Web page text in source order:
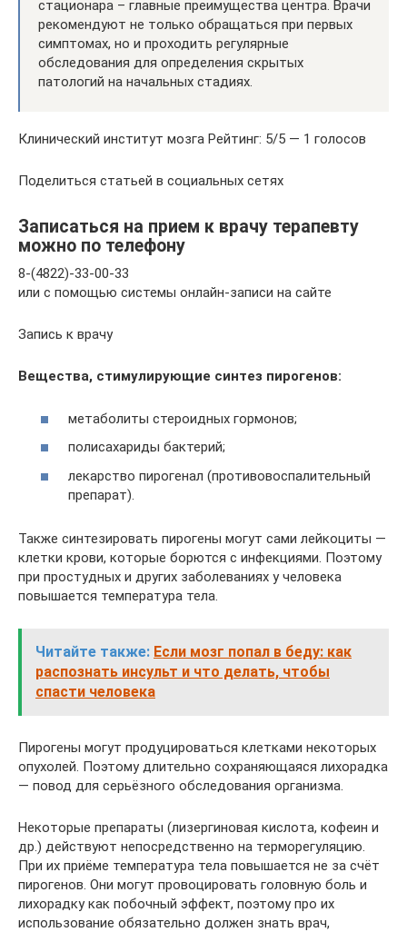
стационара – главные преимущества центра. Врачи
рекомендуют не только обращаться при первых
симптомах, но и проходить регулярные
обследования для определения скрытых
патологий на начальных стадиях.
Клинический институт мозга Рейтинг: 5/5 — 1 голосов
Поделиться статьей в социальных сетях
Записаться на прием к врачу терапевту
можно по телефону
8-(4822)-33-00-33
или с помощью системы онлайн-записи на сайте
Запись к врачу
Вещества, стимулирующие синтез пирогенов:
метаболиты стероидных гормонов;
полисахариды бактерий;
лекарство пирогенал (противовоспалительный
препарат).
Также синтезировать пирогены могут сами лейкоциты —
клетки крови, которые борются с инфекциями. Поэтому
при простудных и других заболеваниях у человека
повышается температура тела.
Читайте также: Если мозг попал в беду: как
распознать инсульт и что делать, чтобы
спасти человека
Пирогены могут продуцироваться клетками некоторых
опухолей. Поэтому длительно сохраняющаяся лихорадка
— повод для серьёзного обследования организма.
Некоторые препараты (лизергиновая кислота, кофеин и
др.) действуют непосредственно на терморегуляцию.
При их приёме температура тела повышается не за счёт
пирогенов. Они могут провоцировать головную боль и
лихорадку как побочный эффект, поэтому про их
использование обязательно должен знать врач,